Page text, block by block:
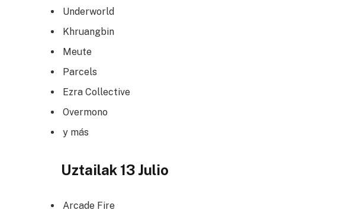
Underworld
Khruangbin
Meute
Parcels
Ezra Collective
Overmono
y más
Uztailak 13 Julio
Arcade Fire